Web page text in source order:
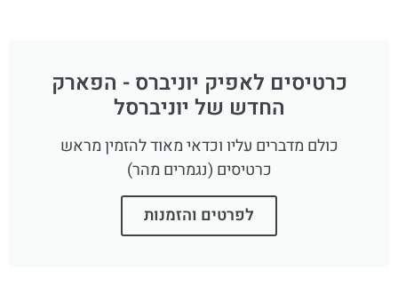
כרטיסים לאפיק יוניברס - הפארק
החדש של יוניברסל
כולם מדברים עליו וכדאי מאוד להזמין מראש
כרטיסים (נגמרים מהר)
לפרטים והזמנות